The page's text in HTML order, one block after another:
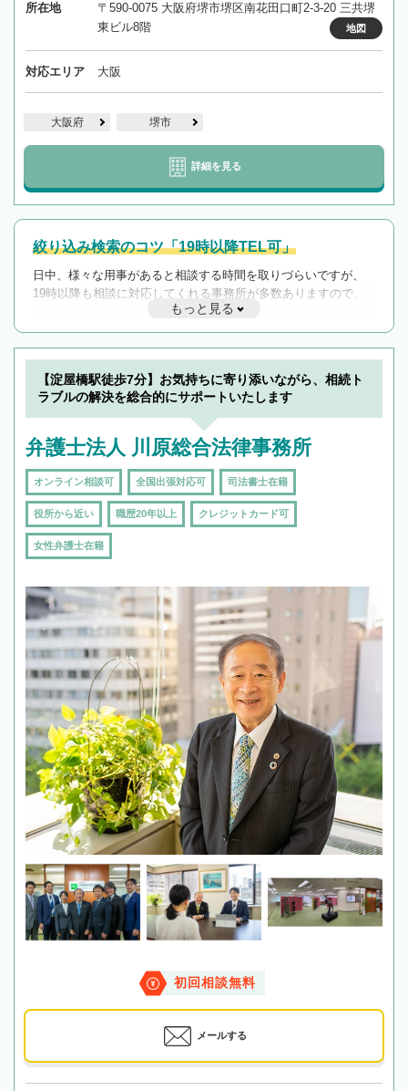
所在地
〒590-0075 大阪府堺市堺区南花田口町2-3-20 三共堺
東ビル8階
地図
対応エリア 大阪
大阪府 堺市
詳細を見る
絞り込み検索のコツ「19時以降TEL可」
日中、様々な用事があると相談する時間を取りづらいですが、
19時以降も相談に対応してくれる事務所が多数ありますので、
遅い時間の相談が増えそうな場合はそのような事務所に絞り込
んで検索してみましょう。
19時以降TEL可の条件
を加えて再検索
もっと見る
【淀屋橋駅徒歩7分】お気持ちに寄り添いながら、相続ト
ラブルの解決を総合的にサポートいたします
弁護士法人 川原総合法律事務所
オンライン相談可 全国出張対応可 司法書士在籍
役所から近い 職歴20年以上 クレジットカード可
女性弁護士在籍
初回相談無料
メールする